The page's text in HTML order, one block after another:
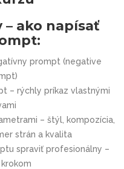
ako napísať
prompt (negative
– rýchly príkaz vlastnými
– štýl, kompozícia,
strán a kvalita
spraviť profesionálny –